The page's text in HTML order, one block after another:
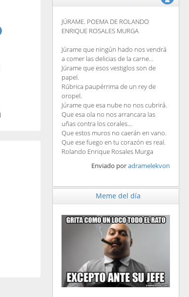
JÚRAME. POEMA DE ROLANDO
ENRIQUE ROSALES MURGA
Júrame que ningún hado nos vendrá
a comer las delicias de la carne...
Júrame que esos vestiglos son de
papel.
Rúbrica paupérrima de un rey de
oropel.
Júrame que esa nube no nos cubrirá.
Que esa ola no nos arrancara las
uñas contra los corales...
Que estos muros no caerán en vano.
Que ese fuego en tu corazón es real.
Rolando Enrique Rosales Murga
Enviado poradramelekvon
Meme del día